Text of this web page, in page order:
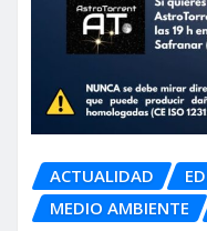
ACTUALIDAD
MEDIO AMBIENTE